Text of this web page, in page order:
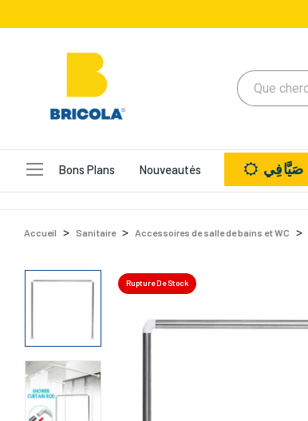
Bons Plans Nouveautés صَيَّافِي
Accueil Sanitaire Accessoires de salle de bains et WC
Rupture De Stock